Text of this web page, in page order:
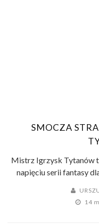
SMOCZA
Mistrz Igrzysk Tytanów
napięciu serii fantasy dla
14